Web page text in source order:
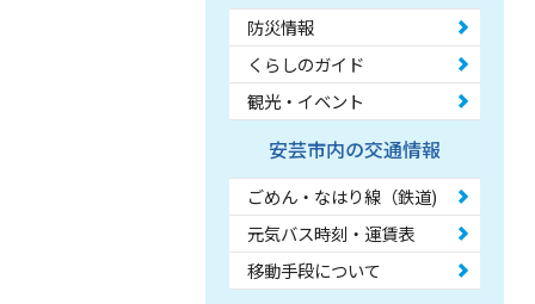
防災情報
くらしのガイド
観光・イベント
安芸市内の交通情報
ごめん・なはり線（鉄道)
元気バス時刻・運賃表
移動手段について